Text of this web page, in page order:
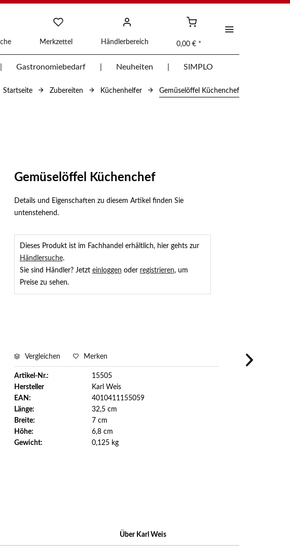
Merkzettel Händlerbereich 0,00 € *
Gastronomiebedarf Neuheiten SIMPLO
Startseite Zubereiten Küchenhelfer Gemüselöffel Küchenchef
Gemüselöffel Küchenchef
Details und Eigenschaften zu diesem Artikel finden Sie
untenstehend.
Dieses Produkt ist im Fachhandel erhältlich, hier gehts zur
Händlersuche.
Sie sind Händler? Jetzt einloggen oder registrieren, um
Preise zu sehen.
Vergleichen Merken
Artikel-Nr.:
15505
Hersteller
Karl Weis
EAN:
4010411155059
Länge:
32,5 cm
Breite:
7 cm
Höhe:
6,8 cm
Gewicht:
0,125 kg
Über Karl Weis